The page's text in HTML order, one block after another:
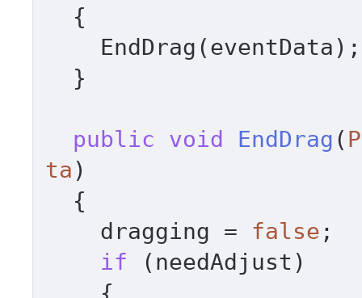
public void EndDrag (
ta )
    dragging =
false ;
if (needAdjust)